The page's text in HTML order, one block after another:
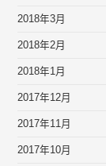
2018年3月
2018年2月
2018年1月
2017年12月
2017年11月
2017年10月